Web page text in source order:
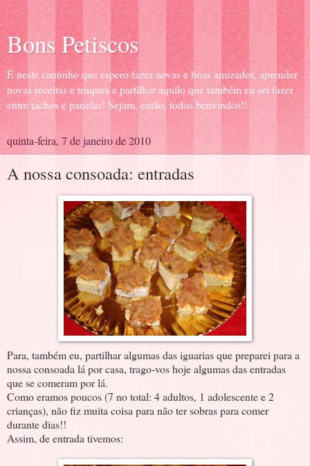
Bons Petiscos
É neste cantinho que espero fazer novas e boas amizades, aprender
novas receitas e truques e partilhar aquilo que também eu sei fazer
entre tachos e panelas! Sejam, então, todos benvindos!!
quinta-feira, 7 de janeiro de 2010
A nossa consoada: entradas
Para, também eu, partilhar algumas das iguarias que preparei para a
nossa consoada lá por casa, trago-vos hoje algumas das entradas
que se comeram por lá.
Como eramos poucos (7 no total: 4 adultos, 1 adolescente e 2
crianças), não fiz muita coisa para não ter sobras para comer
durante dias!!
Assim, de entrada tivemos: